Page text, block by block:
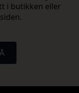
i butikken eller